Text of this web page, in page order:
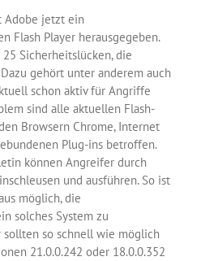
Adobe jetzt ein
Flash Player herausgegeben.
Sicherheitslücken, die
gehört unter anderem auch
schon aktiv für Angriffe
sind alle aktuellen Flash-
Browsern Chrome, Internet
Plug-ins betroffen.
können Angreifer durch
und ausführen. So ist
möglich, die
solches System zu
sollten so schnell wie möglich
21.0.0.242 oder 18.0.0.352